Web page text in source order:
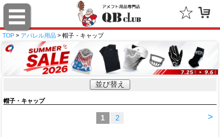
TOP > アパレル用品 > 帽子・キャップ
並び替え
帽子・キャップ
>
1 2